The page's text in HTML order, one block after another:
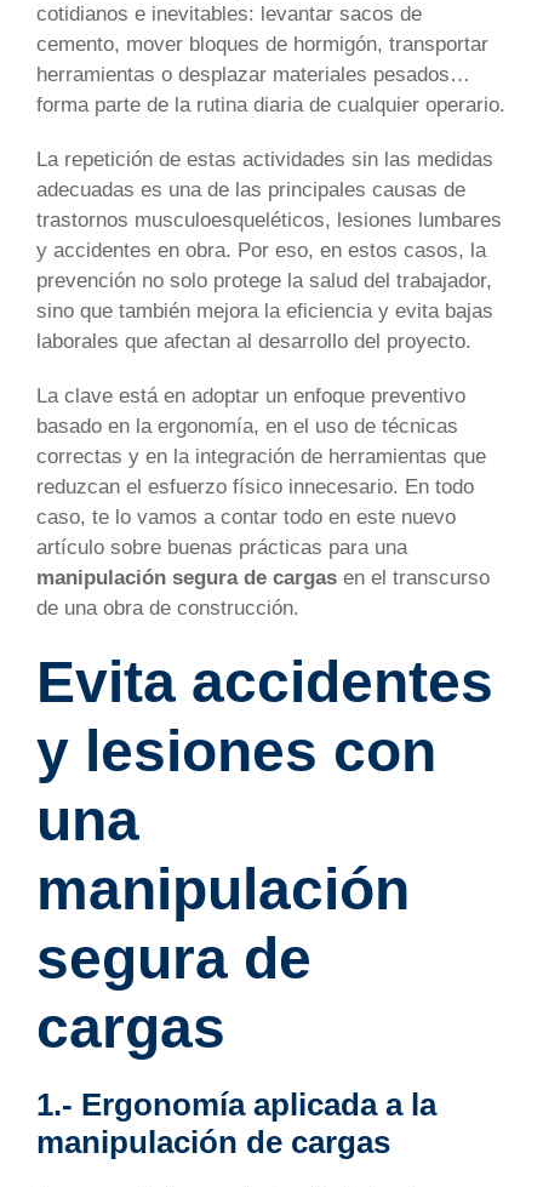
cotidianos e inevitables: levantar sacos de
cemento, mover bloques de hormigón, transportar
herramientas o desplazar materiales pesados…
forma parte de la rutina diaria de cualquier operario.
La repetición de estas actividades sin las medidas
adecuadas es una de las principales causas de
trastornos musculoesqueléticos, lesiones lumbares
y accidentes en obra. Por eso, en estos casos, la
prevención no solo protege la salud del trabajador,
sino que también mejora la eficiencia y evita bajas
laborales que afectan al desarrollo del proyecto.
La clave está en adoptar un enfoque preventivo
basado en la ergonomía, en el uso de técnicas
correctas y en la integración de herramientas que
reduzcan el esfuerzo físico innecesario. En todo
caso, te lo vamos a contar todo en este nuevo
artículo sobre buenas prácticas para una
manipulación segura de cargas en el transcurso
de una obra de construcción.
Evita accidentes
y lesiones con
una
manipulación
segura de
cargas
1.- Ergonomía aplicada a la
manipulación de cargas